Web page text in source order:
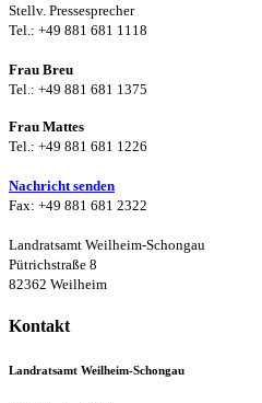
Stellv. Pressesprecher
Tel.: +49 881 681 1118
Frau Breu
Tel.: +49 881 681 1375
Frau Mattes
Tel.: +49 881 681 1226
Nachricht senden
Fax: +49 881 681 2322
Landratsamt Weilheim-Schongau
Pütrichstraße 8
82362 Weilheim
Kontakt
Landratsamt Weilheim-Schongau